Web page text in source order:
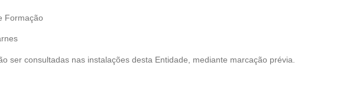
Formação
ser consultadas nas instalações desta Entidade, mediante marcação prévia.